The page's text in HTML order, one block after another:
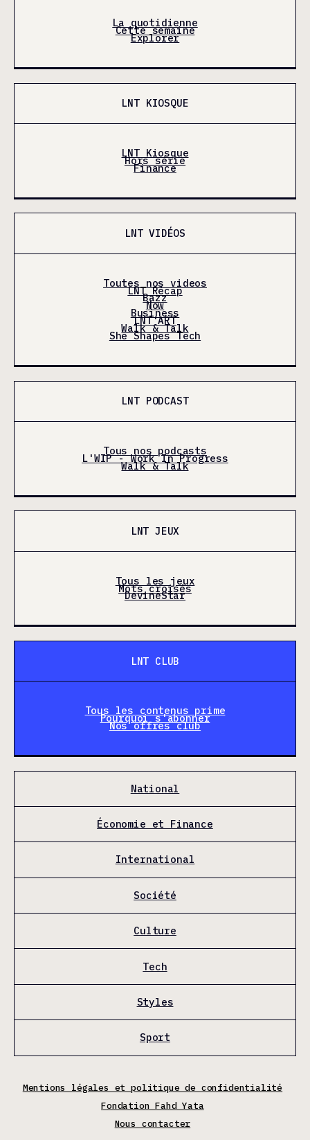
La quotidienne
Cette semaine
Explorer
LNT KIOSQUE
LNT Kiosque
Hors série
Finance
LNT VIDÉOS
Toutes nos videos
LNT Récap
Bazz
Now
Business
LNT'ART
Walk & Talk
She Shapes Tech
LNT PODCAST
Tous nos podcasts
L'WIP - Work In Progress
Walk & Talk
LNT JEUX
Tous les jeux
Mots croisés
DevineStar
LNT CLUB
Tous les contenus prime
Pourquoi s'abonner
Nos offres club
National
Économie et Finance
International
Société
Culture
Tech
Styles
Sport
Mentions légales et politique de confidentialité
Fondation Fahd Yata
Nous contacter